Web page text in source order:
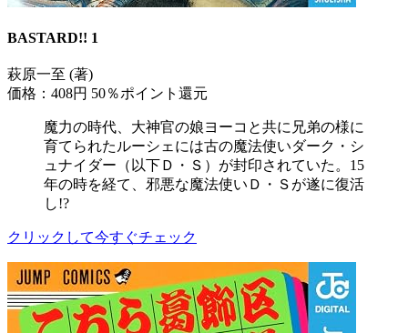
BASTARD!! 1
萩原一至 (著)
価格：408円 50％ポイント還元
魔力の時代、大神官の娘ヨーコと共に兄弟の様に
育てられたルーシェには古の魔法使いダーク・シ
ュナイダー（以下Ｄ・Ｓ）が封印されていた。15
年の時を経て、邪悪な魔法使いＤ・Ｓが遂に復活
し!?
クリックして今すぐチェック